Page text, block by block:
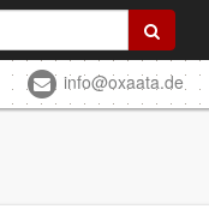
info@oxaata.de